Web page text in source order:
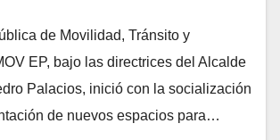
de Movilidad, Tránsito y
EP, bajo las directrices del Alcalde
Palacios, inició con la socialización
de nuevos espacios para…